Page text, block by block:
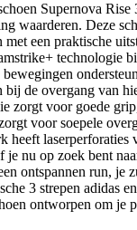
Supernova Rise
waarderen. Deze
een praktische
technologie
bij de overgang van
zorgt voor goede
voor soepele
heeft laserperforaties
je nu op zoek bent
ontspannen run, je
3 strepen adidas
ontworpen om je